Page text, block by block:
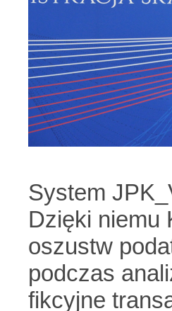
System
Dzięki niemu
oszustw
podczas
fikcyjne